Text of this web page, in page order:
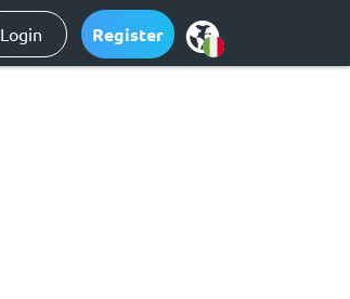
Login Register